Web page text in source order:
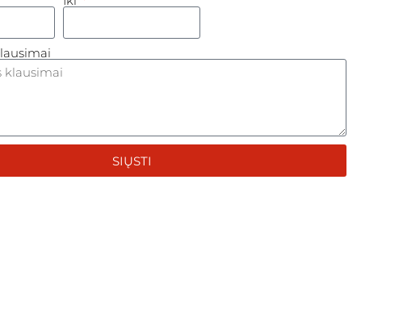
SIŲSTI